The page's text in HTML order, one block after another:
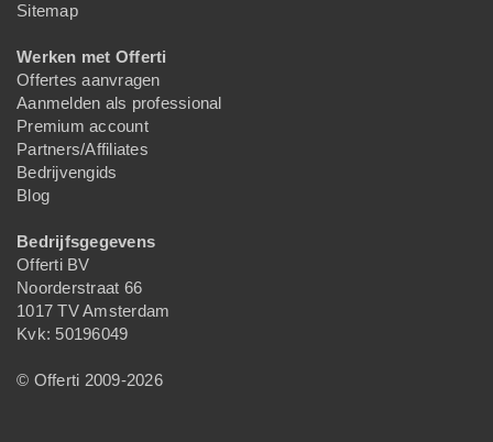
Sitemap
Werken met Offerti
Offertes aanvragen
Aanmelden als professional
Premium account
Partners/Affiliates
Bedrijvengids
Blog
Bedrijfsgegevens
Offerti BV
Noorderstraat 66
1017 TV Amsterdam
Kvk: 50196049
© Offerti 2009-2026